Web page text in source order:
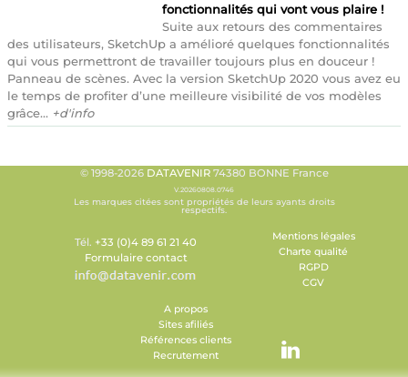
fonctionnalités qui vont vous plaire !
Suite aux retours des commentaires
des utilisateurs, SketchUp a amélioré quelques fonctionnalités
qui vous permettront de travailler toujours plus en douceur !
Panneau de scènes. Avec la version SketchUp 2020 vous avez eu
le temps de profiter d’une meilleure visibilité de vos modèles
grâce... +d'info
© 1998-2026 DATAVENIR74380 BONNE France
V.20260808.0746
Les marques citées sont propriétés de leurs ayants droits
respectifs.
Tél. +33 (0)4 89 61 21 40
Formulaire contact
Mentions légales
Charte qualité
RGPD
CGV
A propos
Sites afiliés
Références clients
Recrutement